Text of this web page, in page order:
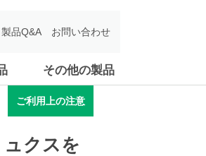
その他の製品
製品Q&A お問い合わせ
ご利用上の注意
クスを